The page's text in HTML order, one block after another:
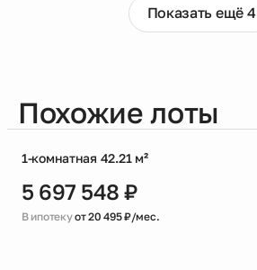
до 30 лет
срок кредита
Показать ещё 4
Похожие лоты
1-комнатная 42.21 м²
5 697 548 ₽
В ипотекуот 20 495 ₽/мес.